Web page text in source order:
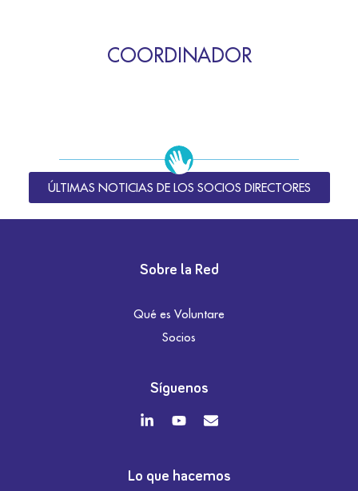
COORDINADOR
ÚLTIMAS NOTICIAS DE LOS SOCIOS DIRECTORES
Sobre la Red
Qué es Voluntare
Socios
Síguenos
Lo que hacemos